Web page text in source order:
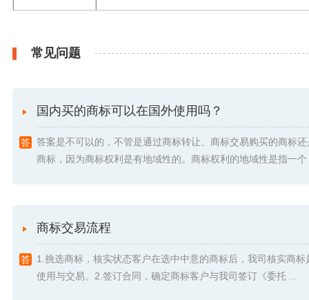
常见问题
国内买的商标可以在国外使用吗？
答案是不可以的，不管是通过商标转让、商标交易购买的商标
商标，因为商标权利是有地域性的。商标权利的地域性是指一
商标交易流程
1.挑选商标，核实状态客户在选中中意的商标后，我司核实商标
使用与交易。2.签订合同，确定商标客户与我司签订《委托 ...